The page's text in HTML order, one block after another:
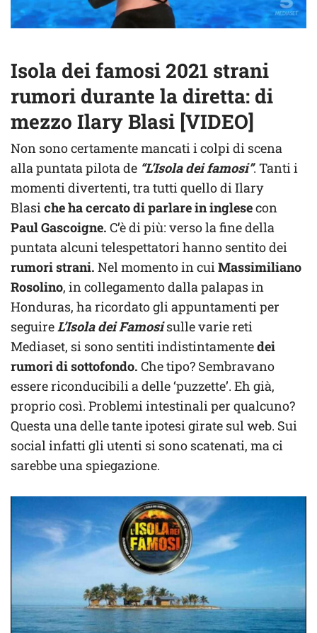
Isola dei famosi 2021 strani
rumori durante la diretta: di
mezzo Ilary Blasi [VIDEO]
Non sono certamente mancati i colpi di scena
alla puntata pilota de “L’Isola dei famosi”. Tanti i
momenti divertenti, tra tutti quello di Ilary
Blasiche ha cercato di parlare ininglesecon
Paul Gascoigne. C’è di più: verso la fine della
puntata alcuni telespettatori hanno sentito dei
rumori strani. Nel momento in cuiMassimiliano
Rosolino, in collegamento dalla palapas in
Honduras, ha ricordato gli appuntamenti per
seguireL’Isola dei Famosisulle varie reti
Mediaset, si sono sentiti indistintamentedei
rumori di sottofondo. Che tipo? Sembravano
essere riconducibili a delle ‘puzzette’. Eh già,
proprio così. Problemi intestinali per qualcuno?
Questa una delle tante ipotesi girate sul web. Sui
social infatti gli utenti si sono scatenati, ma ci
sarebbe una spiegazione.